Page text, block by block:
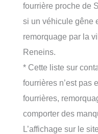
fourrière proche de
si un véhicule gêne
remorquage par la
Reneins.
* Cette liste sur
fourrières n’est pas
fourrières,
comporter des
L’affichage sur le